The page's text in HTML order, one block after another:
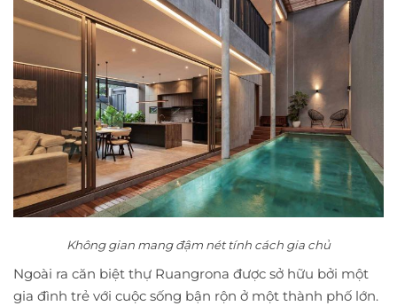
Không gian mang đậm nét tính cách gia chủ
Ngoài ra căn biệt thự Ruangrona được sở hữu bởi một
gia đình trẻ với cuộc sống bận rộn ở một thành phố lớn.